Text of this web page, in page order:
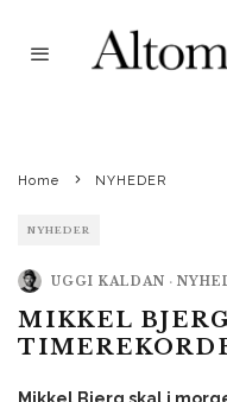
Home NYHEDER
NYHEDER
UGGI KALDAN ·
MIKKEL